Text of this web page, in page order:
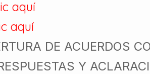
aquí
aquí
DE ACUERDOS
Y